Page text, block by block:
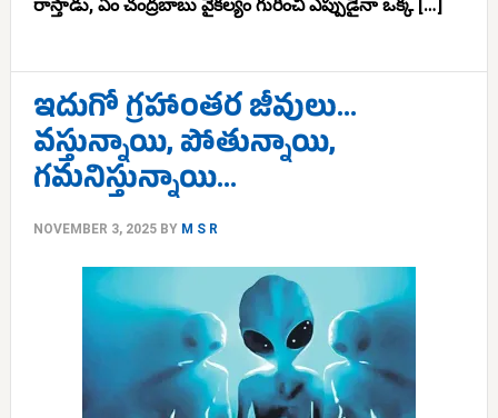
రాస్తాడు, ఏం చంద్రబాబు వైకల్యం గురించి ఎప్పుడైనా ఒక్క […]
ఇదుగో గ్రహాంతర జీవులు…
వస్తున్నాయి, పోతున్నాయి,
గమనిస్తున్నాయి…
NOVEMBER 3, 2025BY M S R